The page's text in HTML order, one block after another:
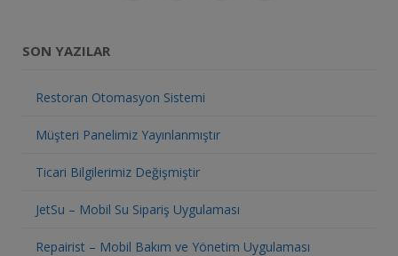
SON YAZILAR
Restoran Otomasyon Sistemi
Müşteri Panelimiz Yayınlanmıştır
Ticari Bilgilerimiz Değişmiştir
JetSu – Mobil Su Sipariş Uygulaması
Repairist – Mobil Bakım ve Yönetim Uygulaması